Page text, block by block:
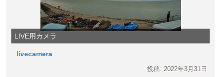
LIVE用カメラ
livecamera
投稿: 2022年3月31日